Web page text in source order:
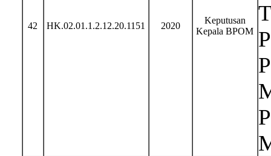
42 HK.02.01.1.2.12.20.1151 2020
Keputusan
Kepala BPOM